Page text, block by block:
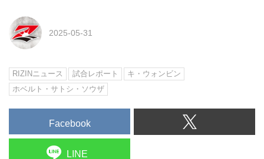
2025-05-31
RIZINニュース 試合レポート
キ・ウォンビン
ホベルト・サトシ・ソウザ
Facebook
LINE